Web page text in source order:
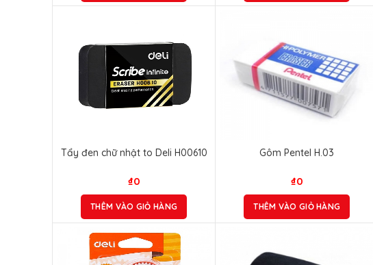
Tẩy đen chữ nhật to Deli H00610
₫0
THÊM VÀO GIỎ HÀNG
Gôm Pentel H.03
₫0
THÊM VÀO GIỎ HÀNG